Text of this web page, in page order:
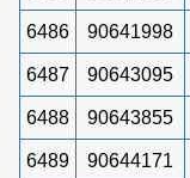
6486 90641998
6487 90643095
6488 90643855
6489 90644171